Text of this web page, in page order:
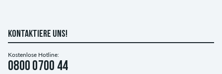
KONTAKTIERE UNS!
Kostenlose Hotline:
0800 0700 44